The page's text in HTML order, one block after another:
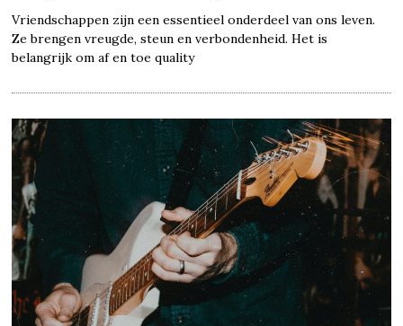
Vriendschappen zijn een essentieel onderdeel van ons leven.
Ze brengen vreugde, steun en verbondenheid. Het is
belangrijk om af en toe quality